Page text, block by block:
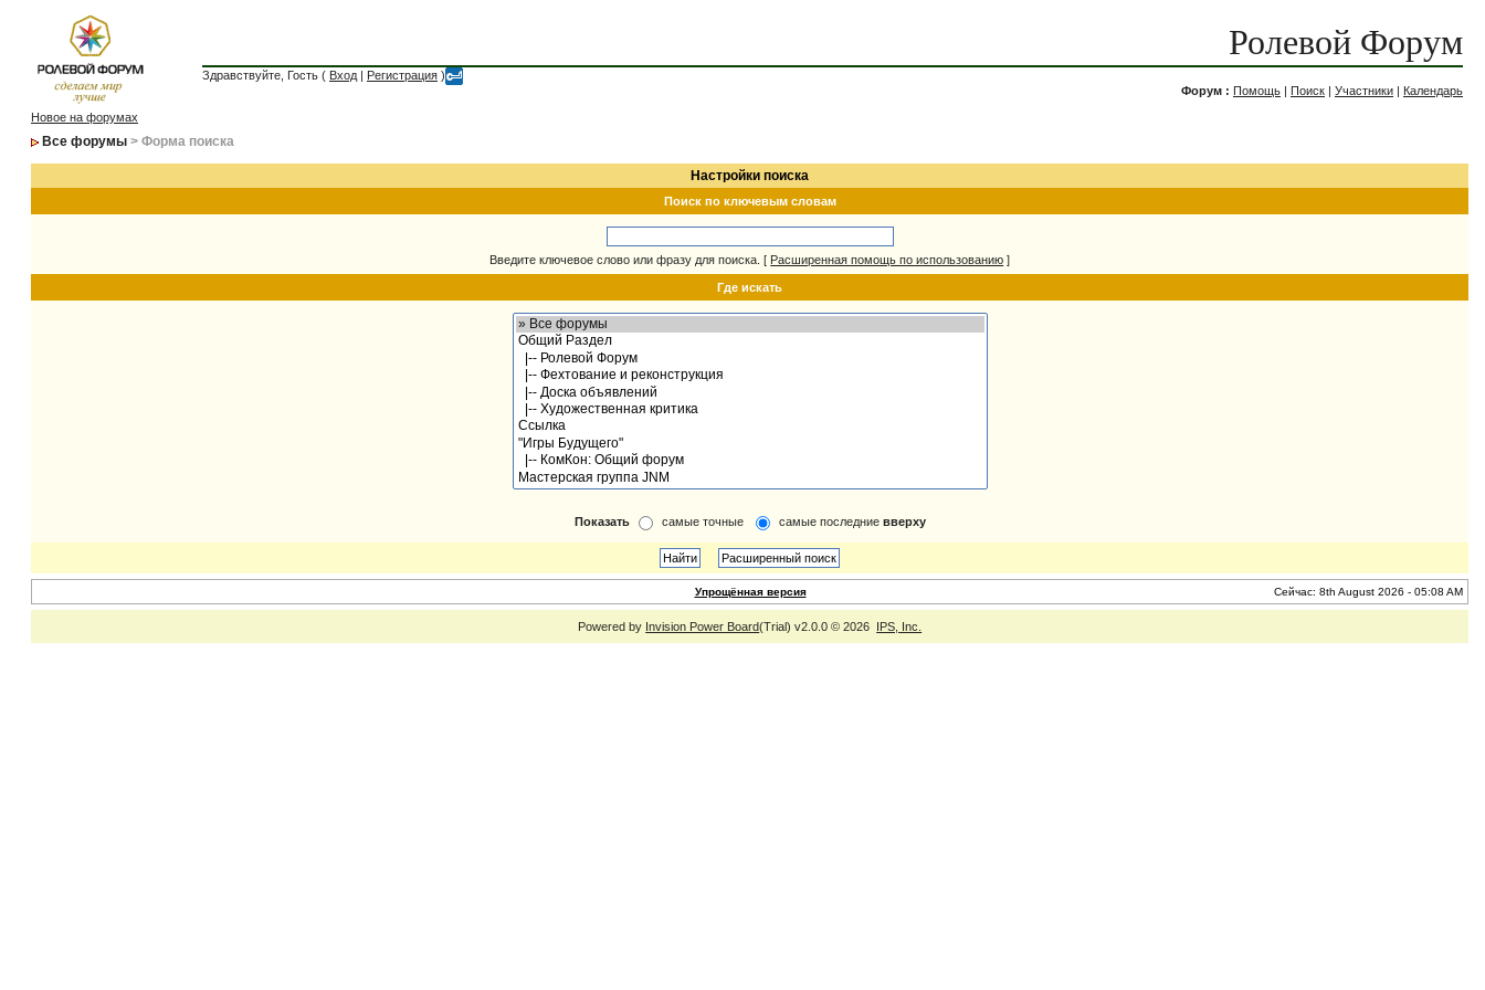
Ролевой Форум
Здравствуйте, Гость ( Вход | Регистрация )
Форум : Помощь | Поиск | Участники | Календарь
Новое на форумах
Все форумы > Форма поиска
Настройки поиска
Поиск по ключевым словам
Введите ключевое слово или фразу для поиска. [ Расширенная помощь по использованию ]
Где искать
Показать самые точные самые последние вверху
Упрощённая версия Сейчас: 8th August 2026 - 05:08 AM
Powered by Invision Power Board(Trial) v2.0.0 © 2026 IPS, Inc.